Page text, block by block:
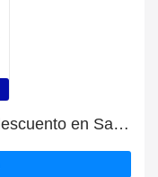
Gran descuento con 45% de descuento en Savarca